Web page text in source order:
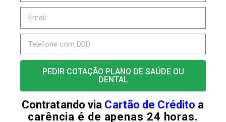
PEDIR COTAÇÃO PLANO DE SAÚDE OU
DENTAL
Contratando via Cartão de Crédito a
carência é de apenas 24 horas.